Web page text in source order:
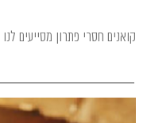
קואנים חסרי פתרון מסייעים